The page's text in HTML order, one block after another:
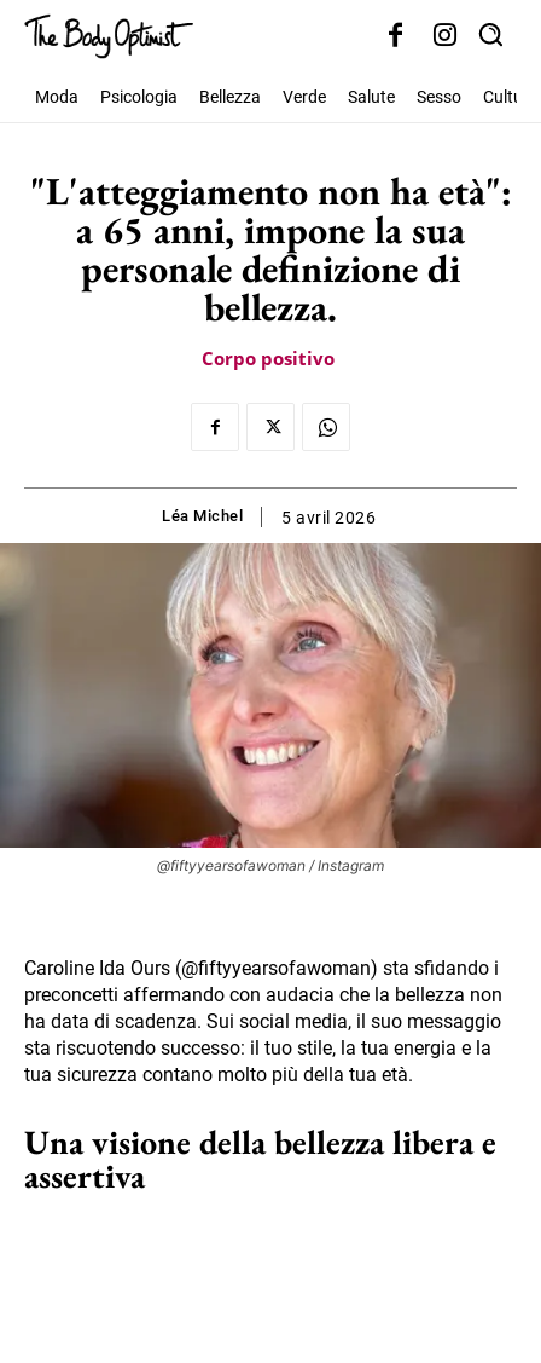
Moda Psicologia Bellezza Verde Salute Sesso Cultura
"L'atteggiamento non ha età":
a 65 anni, impone la sua
personale definizione di
bellezza.
Corpo positivo
Léa Michel 5 avril 2026
@fiftyyearsofawoman / Instagram
Caroline Ida Ours (@fiftyyearsofawoman) sta sfidando i
preconcetti affermando con audacia che la bellezza non
ha data di scadenza. Sui social media, il suo messaggio
sta riscuotendo successo: il tuo stile, la tua energia e la
tua sicurezza contano molto più della tua età.
Una visione della bellezza libera e
assertiva